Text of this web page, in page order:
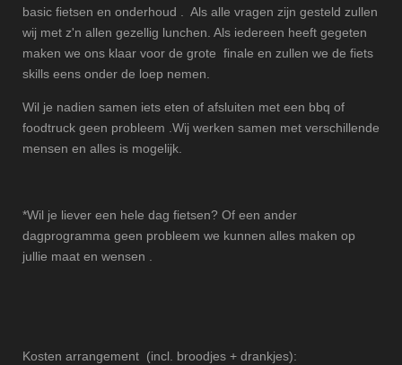
basic fietsen en onderhoud . Als alle vragen zijn gesteld zullen
wij met z'n allen gezellig lunchen. Als iedereen heeft gegeten
maken we ons klaar voor de grote finale en zullen we de fiets
skills eens onder de loep nemen.
Wil je nadien samen iets eten of afsluiten met een bbq of
foodtruck geen probleem .Wij werken samen met verschillende
mensen en alles is mogelijk.
*Wil je liever een hele dag fietsen? Of een ander
dagprogramma geen probleem we kunnen alles maken op
jullie maat en wensen .
Kosten arrangement (incl. broodjes + drankjes):